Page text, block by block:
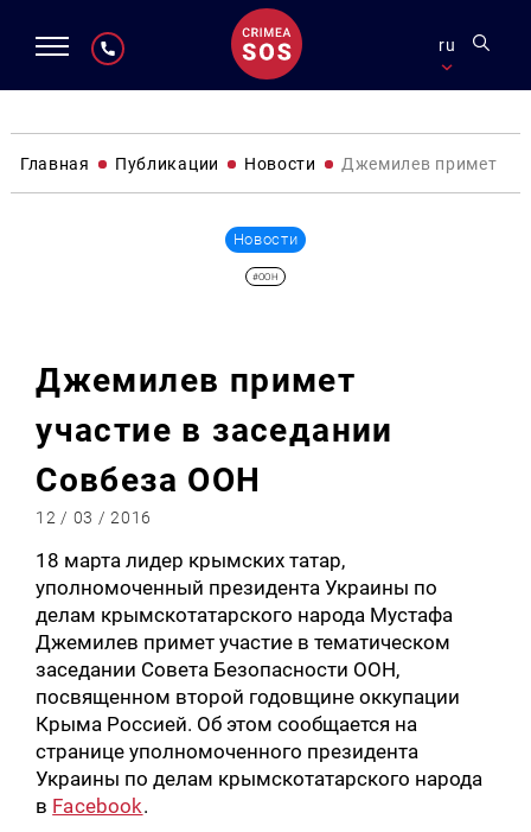
ru
Главная Публикации Новости Джемилев примет
Новости
#ООН
Джемилев примет
участие в заседании
Совбеза ООН
12 / 03 / 2016
18 марта лидер крымских татар,
уполномоченный президента Украины по
делам крымскотатарского народа Мустафа
Джемилев примет участие в тематическом
заседании Совета Безопасности ООН,
посвященном второй годовщине оккупации
Крыма Россией. Об этом сообщается на
странице уполномоченного президента
Украины по делам крымскотатарского народа
в Facebook.